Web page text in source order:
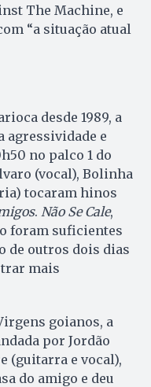
The Machine, e
“a situação atual
desde 1989, a
agressividade e
no palco 1 do
(vocal), Bolinha
tocaram hinos
. Não Se Cale,
foram suficientes
de outros dois dias
mais
goianos, a
por Jordão
(guitarra e vocal),
do amigo e deu